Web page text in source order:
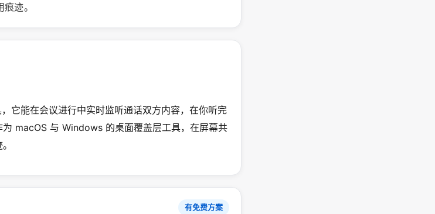
迹。
它能在会议进行中实时监听通话双方内容，在你听完
macOS 与 Windows 的桌面覆盖层工具，在屏幕共
有免费方案